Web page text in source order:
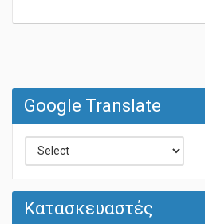
Google Translate
Κατασκευαστές